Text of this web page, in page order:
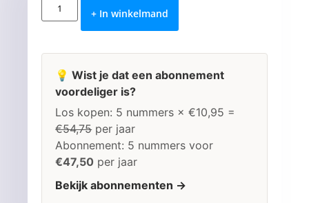
+ In winkelmand
💡 Wist je dat een abonnement
voordeliger is?
Los kopen: 5 nummers × €10,95 =
€54,75per jaar
Abonnement: 5 nummers voor
€47,50 per jaar
Bekijk abonnementen →